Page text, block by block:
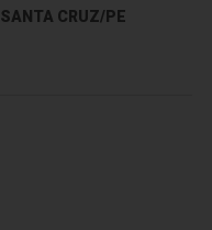
SANTA CRUZ/PE